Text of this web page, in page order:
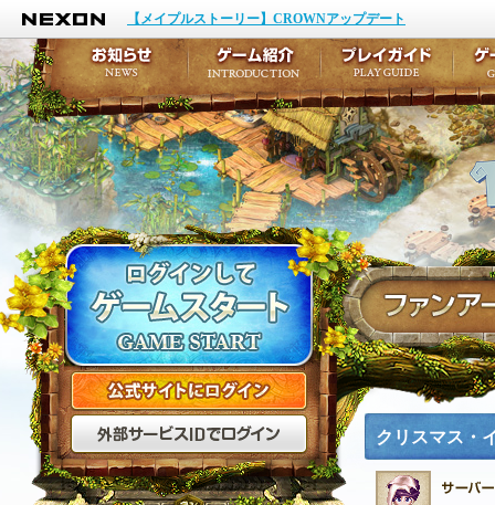
NEXON
【メイプルストーリー】CROWNアップデート
公式サイトにログイン
外部サービスIDでログ
クリスマス・
お知らせ
イベント
アップデート
メンテナンス
ゲーム紹介
キャラクター作成
テイルズ初級者講座
ここだけは知ってお